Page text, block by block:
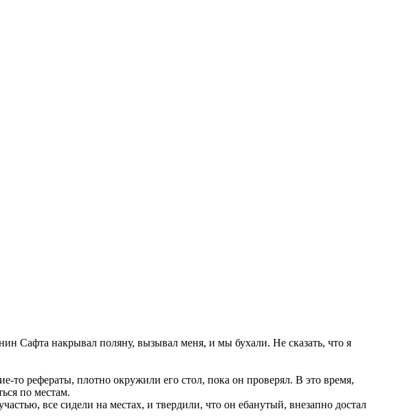
Сафта накрывал поляну, вызывал меня, и мы бухали. Не сказать, что я
рефераты, плотно окружили его стол, пока он проверял. В это время,
по местам.
все сидели на местах, и твердили, что он ебанутый, внезапно достал